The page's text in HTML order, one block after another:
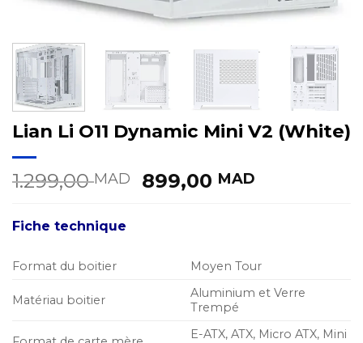
Lian Li O11 Dynamic Mini V2 (White)
1.299,00MAD
Le
1.299,00 MAD.
899,00 MAD
899,00
Fiche technique
Format du boitier Moyen Tour
Matériau boitier
Aluminium et Verre
Trempé
E-ATX, ATX, Micro ATX, Mini